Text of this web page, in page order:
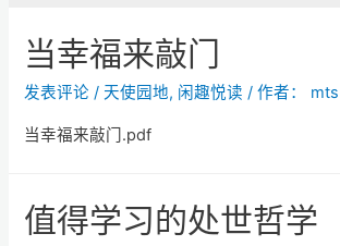
当幸福来敲门
发表评论 / 天使园地, 闲趣悦读 / 作者： mts
当幸福来敲门.pdf
值得学习的处世哲学